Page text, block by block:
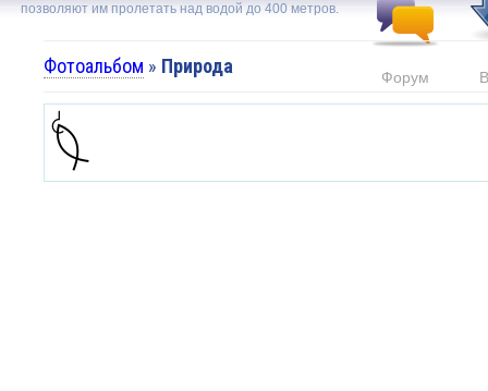
позволяют им пролетать над водой до 400 метров.
Форум
Фотоальбом » Природа